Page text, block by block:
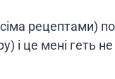
рецептами)
і це мені геть